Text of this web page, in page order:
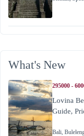
What's New
295000 -
Lovina
Guide,
Bali,